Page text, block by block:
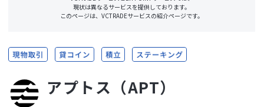
現状は異なるサービスを提供しております。
このページは、VCTRADEサービスの紹介ページです。
アプトス（APT）